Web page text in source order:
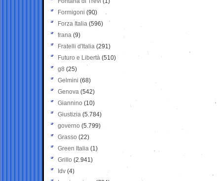
Formigoni (90)
Forza Italia (596)
frana (9)
Fratelli d'Italia (291)
Futuro e Libertà (510)
g8 (25)
Gelmini (68)
Genova (542)
Giannino (10)
Giustizia (5.784)
governo (5.799)
Grasso (22)
Green Italia (1)
Grillo (2.941)
Idv (4)